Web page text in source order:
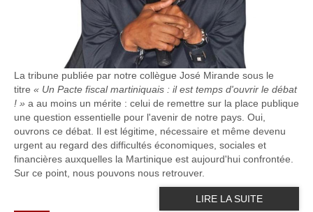
La tribune publiée par notre collègue José Mirande sous le
titre « Un Pacte fiscal martiniquais : il est temps d'ouvrir le débat
! » a au moins un mérite : celui de remettre sur la place publique
une question essentielle pour l'avenir de notre pays. Oui,
ouvrons ce débat. Il est légitime, nécessaire et même devenu
urgent au regard des difficultés économiques, sociales et
financières auxquelles la Martinique est aujourd'hui confrontée.
Sur ce point, nous pouvons nous retrouver.
LIRE LA SUITE